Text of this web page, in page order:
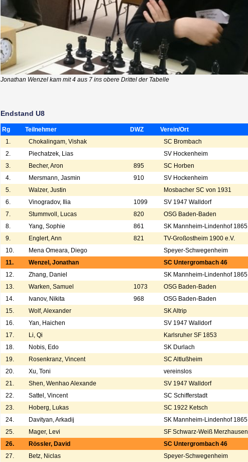
Jonathan Wenzel kam mit 4 aus 7 ins obere Drittel der Tabelle
Endstand U8
Rg Teilnehmer DWZ Verein/Ort
1.
Chokalingam, Vishak SC Brombach
2.
Piechatzek, Lias SV Hockenheim
3.
Becher, Aron 895 SC Horben
4.
Mersmann, Jasmin 910 SV Hockenheim
5.
Walzer, Justin Mosbacher SC von 1931
6.
Vinogradov, Ilia 1099 SV 1947 Walldorf
7.
Stummvoll, Lucas 820 OSG Baden-Baden
8.
Yang, Sophie 861 SK Mannheim-Lindenhof 1865
9.
Englert, Ann 821 TV-Großostheim 1900 e.V.
10.
Mena Omeara, Diego Speyer-Schwegenheim
11.
Wenzel, Jonathan SC Untergrombach 46
12.
Zhang, Daniel SK Mannheim-Lindenhof 1865
13.
Warken, Samuel 1073 OSG Baden-Baden
14.
Ivanov, Nikita 968 OSG Baden-Baden
15.
Wolf, Alexander SK Altrip
16.
Yan, Haichen SV 1947 Walldorf
17.
Li, Qi Karlsruher SF 1853
18.
Nobis, Edo SK Durlach
19.
Rosenkranz, Vincent SC Altlußheim
20.
Xu, Toni vereinslos
21.
Shen, Wenhao Alexande SV 1947 Walldorf
22.
Sattel, Vincent SC Schifferstadt
23.
Hoberg, Lukas SC 1922 Ketsch
24.
Davityan, Arkadij SK Mannheim-Lindenhof 1865
25.
Mager, Levi SF Schwarz-Weiß Merzhausen
26.
Rössler, David SC Untergrombach 46
27.
Betz, Niclas Speyer-Schwegenheim